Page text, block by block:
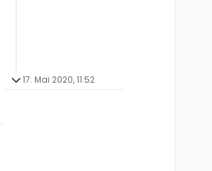
17. Mai 2020, 11:52